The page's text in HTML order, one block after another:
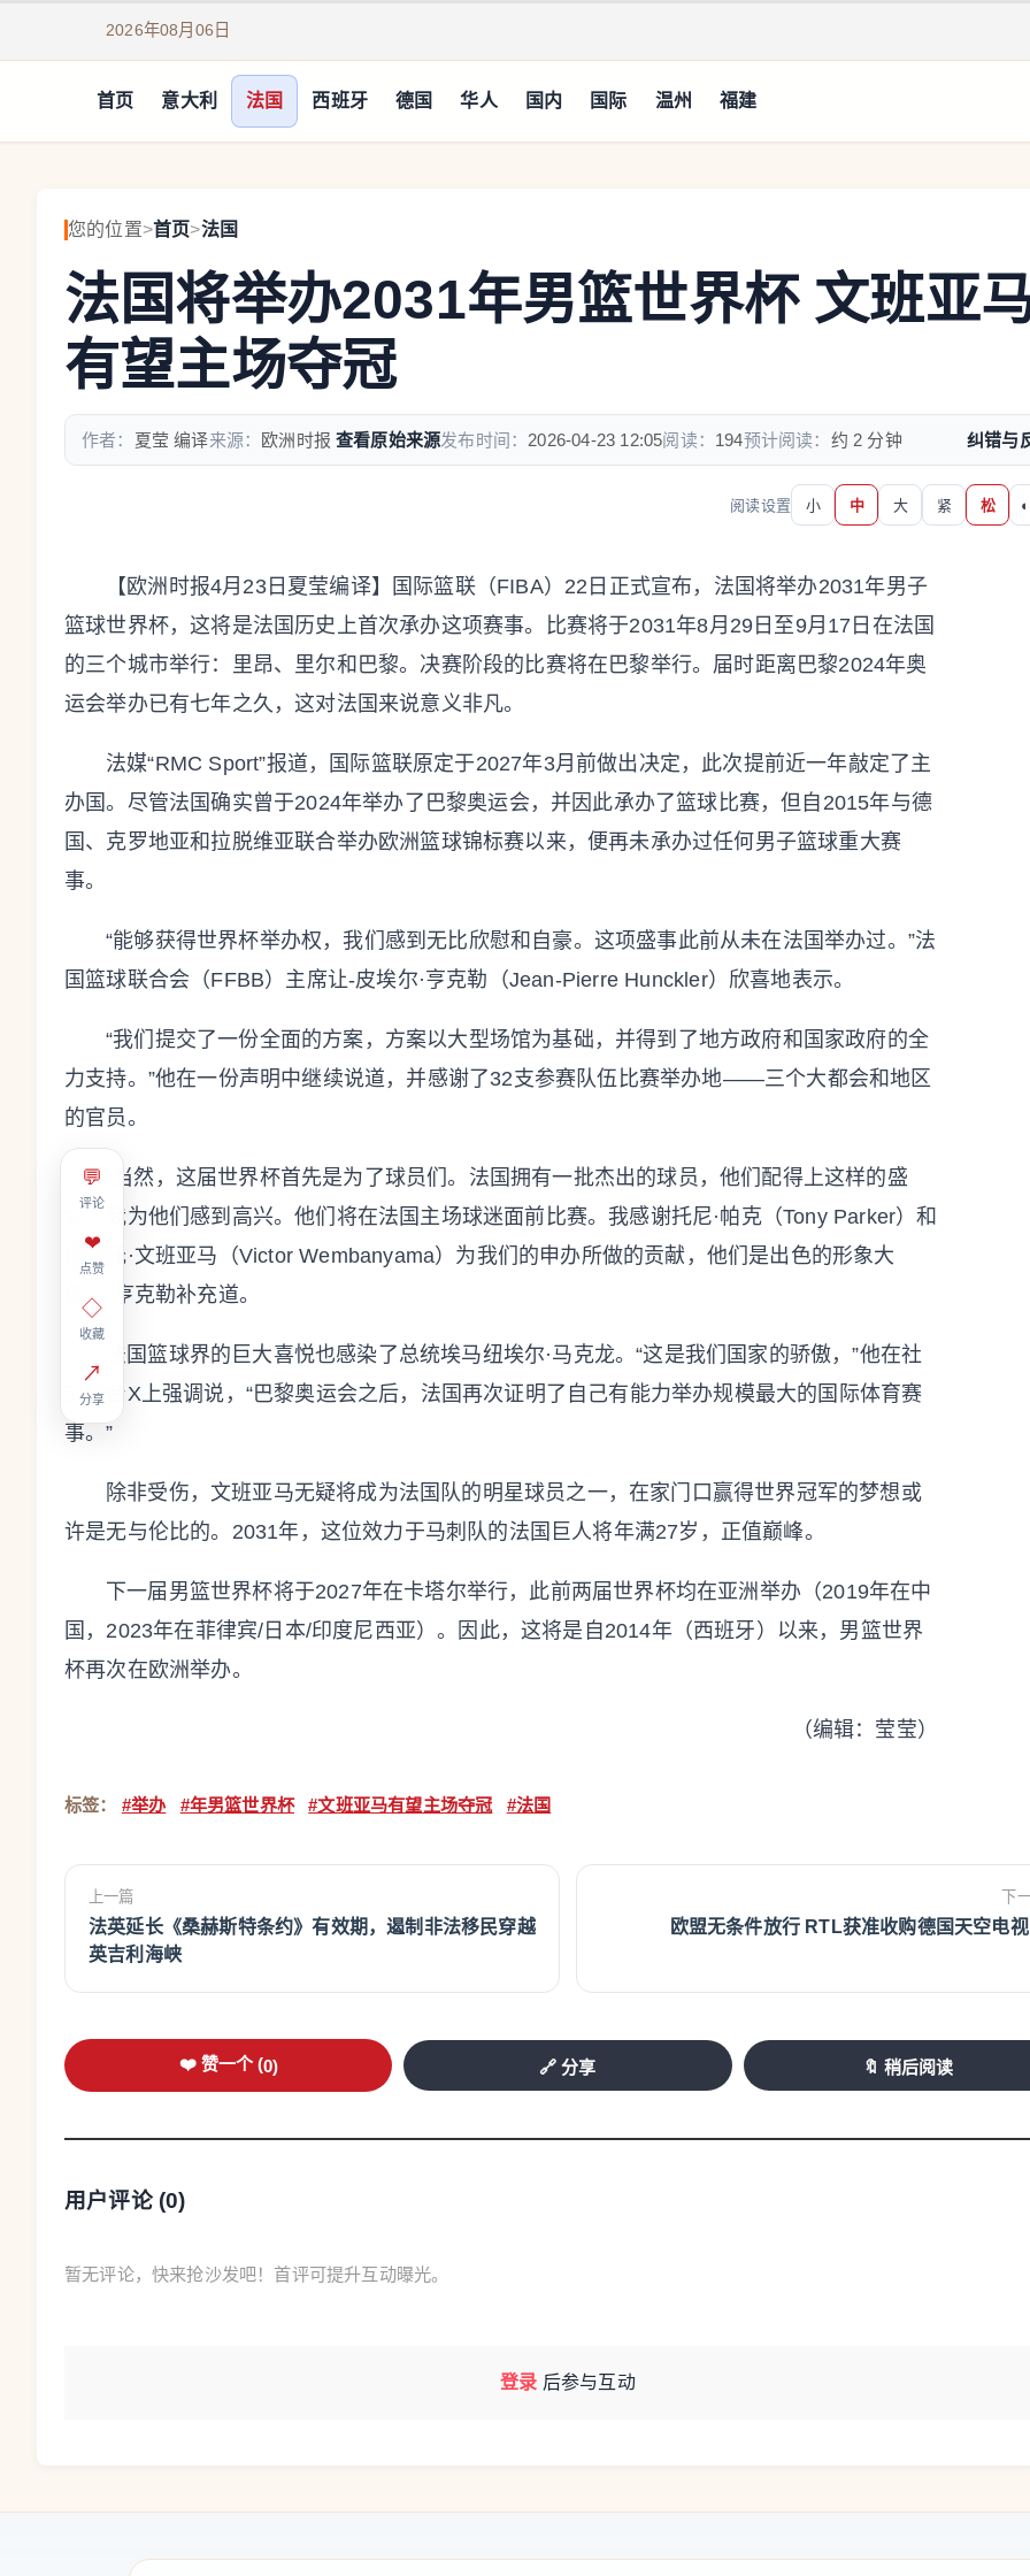
2026年08月06日
首页 意大利 法国 西班牙 德国 华人 国内 国际 温州 福建
您的位置>首页>法国
法国将举办2031年男篮世界杯 文班亚
有望主场夺冠
作者： 夏莹 编译来源： 欧洲时报 查看原始来源发布时间： 2026-04-23 12:05阅读： 194预计阅读： 约 2 分钟 纠错与
阅读设置 小 中 大 紧 松 ◐
💬
评论
❤
点赞
◇
收藏
↗
分享
【欧洲时报4月23日夏莹编译】国际篮联（FIBA）22日正式宣布，法国将举办2031年男子
篮球世界杯，这将是法国历史上首次承办这项赛事。比赛将于2031年8月29日至9月17日在法国
的三个城市举行：里昂、里尔和巴黎。决赛阶段的比赛将在巴黎举行。届时距离巴黎2024年奥
运会举办已有七年之久，这对法国来说意义非凡。
法媒“RMC Sport”报道，国际篮联原定于2027年3月前做出决定，此次提前近一年敲定了主
办国。尽管法国确实曾于2024年举办了巴黎奥运会，并因此承办了篮球比赛，但自2015年与德
国、克罗地亚和拉脱维亚联合举办欧洲篮球锦标赛以来，便再未承办过任何男子篮球重大赛
事。
“能够获得世界杯举办权，我们感到无比欣慰和自豪。这项盛事此前从未在法国举办过。”法
国篮球联合会（FFBB）主席让-皮埃尔·亨克勒（Jean-Pierre Hunckler）欣喜地表示。
“我们提交了一份全面的方案，方案以大型场馆为基础，并得到了地方政府和国家政府的全
力支持。”他在一份声明中继续说道，并感谢了32支参赛队伍比赛举办地——三个大都会和地区
的官员。
“当然，这届世界杯首先是为了球员们。法国拥有一批杰出的球员，他们配得上这样的盛
会。我为他们感到高兴。他们将在法国主场球迷面前比赛。我感谢托尼·帕克（Tony Parker）和
维克托·文班亚马（Victor Wembanyama）为我们的申办所做的贡献，他们是出色的形象大
使。”亨克勒补充道。
法国篮球界的巨大喜悦也感染了总统埃马纽埃尔·马克龙。“这是我们国家的骄傲，”他在社
交平台X上强调说，“巴黎奥运会之后，法国再次证明了自己有能力举办规模最大的国际体育赛
事。”
除非受伤，文班亚马无疑将成为法国队的明星球员之一，在家门口赢得世界冠军的梦想或
许是无与伦比的。2031年，这位效力于马刺队的法国巨人将年满27岁，正值巅峰。
下一届男篮世界杯将于2027年在卡塔尔举行，此前两届世界杯均在亚洲举办（2019年在中
国，2023年在菲律宾/日本/印度尼西亚）。因此，这将是自2014年（西班牙）以来，男篮世界
杯再次在欧洲举办。
（编辑：莹莹）
标签： #举办 #年男篮世界杯 #文班亚马有望主场夺冠 #法国
上一篇
法英延长《桑赫斯特条约》有效期，遏制非法移民穿越
英吉利海峡
下
欧盟无条件放行 RTL获准收购德国天空电
❤️ 赞一个 (0) 🔗 分享 🔖 稍后阅读
用户评论 (0)
暂无评论，快来抢沙发吧！首评可提升互动曝光。
登录 后参与互动